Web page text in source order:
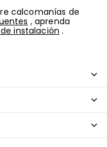
calcomanías de
, aprenda
instalación .